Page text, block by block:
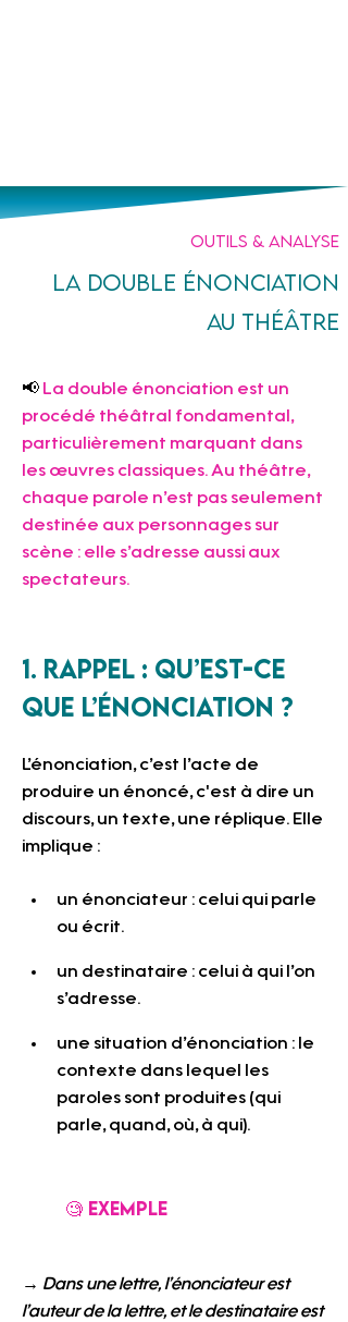
Outils & analyse
La double énonciation
au théâtre
📢 La double énonciation est un
procédé théâtral fondamental,
particulièrement marquant dans
les œuvres classiques. Au théâtre,
chaque parole n’est pas seulement
destinée aux personnages sur
scène : elle s’adresse aussi aux
spectateurs.
1. Rappel : qu’est-ce
que l’énonciation ?
L’énonciation, c’est l’acte de
produire un énoncé, c'est à dire un
discours, un texte, une réplique. Elle
implique :
un énonciateur : celui qui parle
ou écrit.
un destinataire : celui à qui l’on
s’adresse.
une situation d’énonciation : le
contexte dans lequel les
paroles sont produites (qui
parle, quand, où, à qui).
	🧐 Exemple
→ Dans une lettre, l’énonciateur est
l’auteur de la lettre, et le destinataire est